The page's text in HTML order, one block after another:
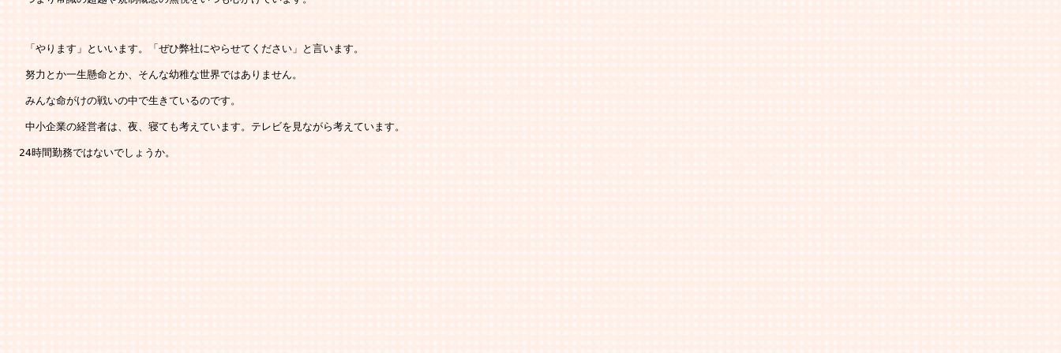
「やります」といいます。「ぜひ弊社にやらせてください」と言います。
努力とか一生懸命とか、そんな幼稚な世界ではありません。
みんな命がけの戦いの中で生きているのです。
中小企業の経営者は、夜、寝ても考えています。テレビを見ながら考えています。
24時間勤務ではないでしょうか。